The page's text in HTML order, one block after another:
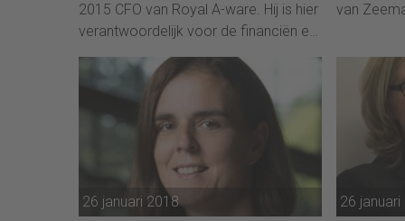
2015 CFO van Royal A-ware. Hij is hier
verantwoordelijk voor de financiën en
ICT en medeverantwoordelijk voor de
strategie van het familiebedrijf.
van
26 januari 2018 26 januari